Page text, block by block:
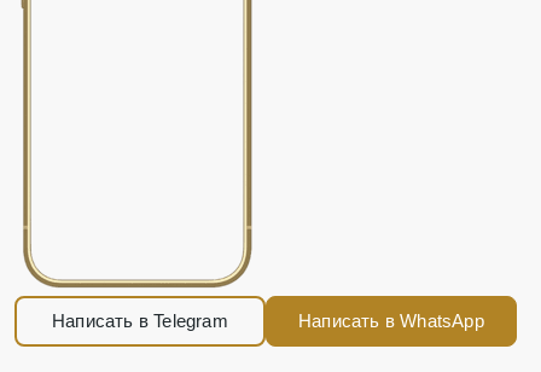
Написать в Telegram Написать в WhatsApp